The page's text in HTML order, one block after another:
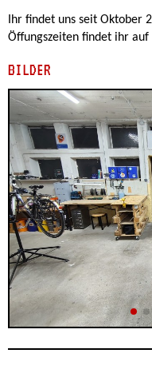
Ihr findet uns seit Oktober
Öffungszeiten findet ihr auf
BILDER